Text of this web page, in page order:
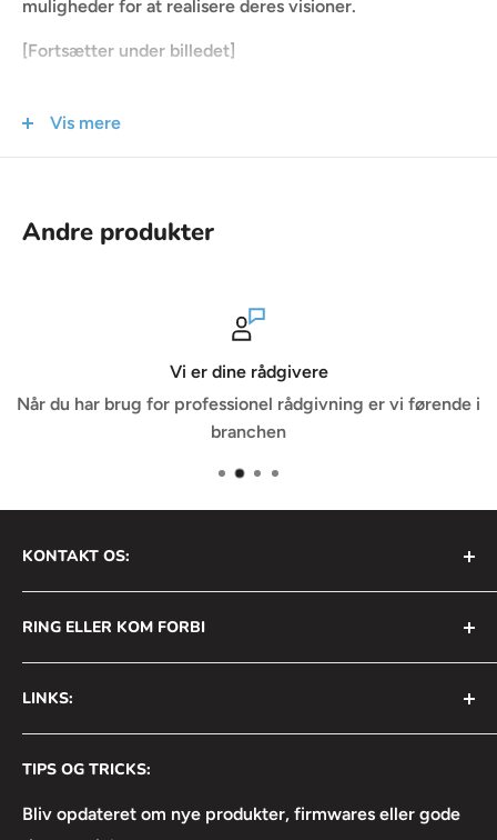
muligheder for at realisere deres visioner.
[Fortsætter under billedet]
gennemsnitlige output for lignende produkter)
›Slank og let, men alligevel robust (kun 1,86 cm tyk)
›Hurtig opsætning på bare et minut
›Trådløs kontrol Nanlink APP, LumenRadio CRMX
Vægt: 1,76kg
Vis mere
Andre produkter
Vi er dine rådgivere
Når du har brug for professionel rådgivning er vi førende i
branchen
KONTAKT OS:
Bådehavnsgade 2B
2450 København SV
Info@avsnordic.com
RING ELLER KOM FORBI
08:30 - 16:30
LINKS:
⦿ Returneringsformular
⦿ Lejebetingelser
TIPS OG TRICKS:
Bliv opdateret om nye produkter, firmwares eller gode